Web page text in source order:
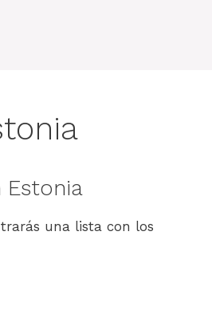
Estonia
una lista con los